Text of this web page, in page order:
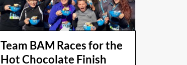
Team BAM Races for the
Hot Chocolate Finish